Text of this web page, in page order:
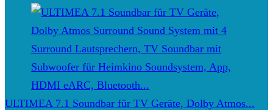
ULTIMEA 7.1 Soundbar für TV Geräte, Dolby Atmos...